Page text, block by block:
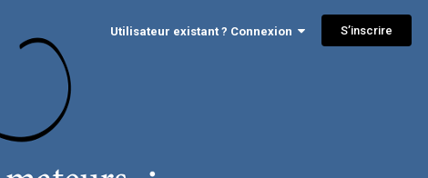
Utilisateur existant ? Connexion S’inscrire